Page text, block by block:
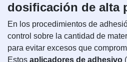
dosificación de alta
En los procedimientos de
control sobre la cantidad de
para evitar excesos que
Estos aplicadores de adhesivo